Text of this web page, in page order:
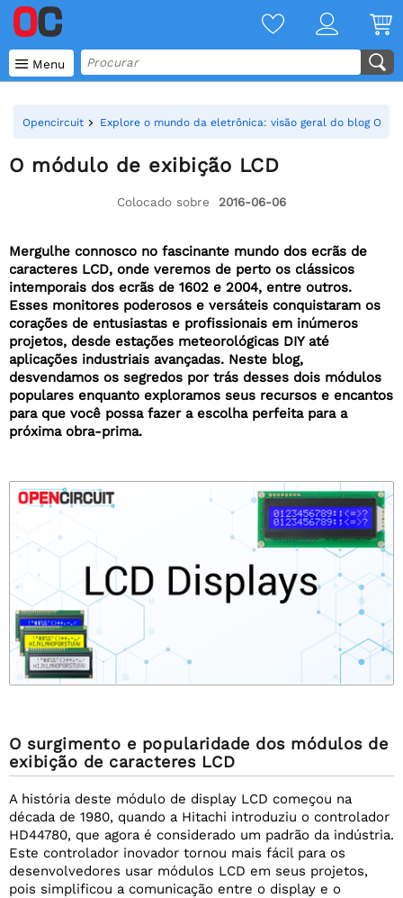
 Menu
Opencircuit Explore o mundo da eletrônica: visão geral do blog
O módulo de exibição LCD
Colocado sobre 2016-06-06
Mergulhe connosco no fascinante mundo dos ecrãs de
caracteres LCD, onde veremos de perto os clássicos
intemporais dos ecrãs de 1602 e 2004, entre outros.
Esses monitores poderosos e versáteis conquistaram os
corações de entusiastas e profissionais em inúmeros
projetos, desde estações meteorológicas DIY até
aplicações industriais avançadas. Neste blog,
desvendamos os segredos por trás desses dois módulos
populares enquanto exploramos seus recursos e encantos
para que você possa fazer a escolha perfeita para a
próxima obra-prima.
O surgimento e popularidade dos módulos de
exibição de caracteres LCD
A história deste módulo de display LCD começou na
década de 1980, quando a Hitachi introduziu o controlador
HD44780, que agora é considerado um padrão da indústria.
Este controlador inovador tornou mais fácil para os
desenvolvedores usar módulos LCD em seus projetos,
pois simplificou a comunicação entre o display e o